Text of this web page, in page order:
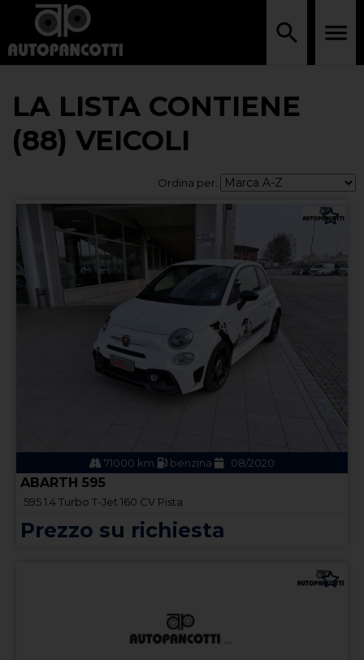
LA LISTA CONTIENE
(88) VEICOLI
Ordina per:
71000 km benzina 08/2020
ABARTH 595
595 1.4 Turbo T-Jet 160 CV Pista
Prezzo su richiesta